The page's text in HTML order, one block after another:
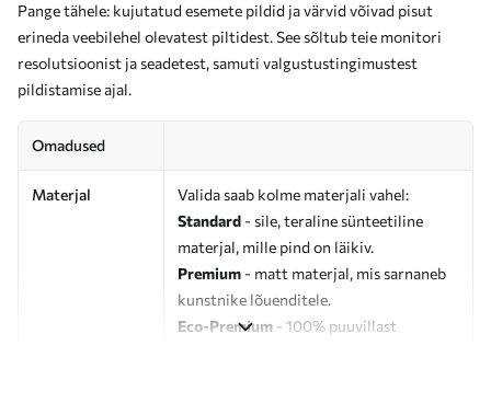
Pange tähele: kujutatud esemete pildid ja värvid võivad pisut
erineda veebilehel olevatest piltidest. See sõltub teie monitori
resolutsioonist ja seadetest, samuti valgustustingimustest
pildistamise ajal.
Omadused
Materjal
Valida saab kolme materjali vahel:
Standard - sile, teraline sünteetiline
materjal, mille pind on läikiv.
Premium - matt materjal, mis sarnaneb
kunstnike lõuenditele.
Eco-Premium - 100% puuvillast